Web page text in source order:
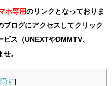
ホ専用のリンクとなっておりま
ログにアクセスしてクリック
ス（UNEXTやDMMTV、
。
隠す]